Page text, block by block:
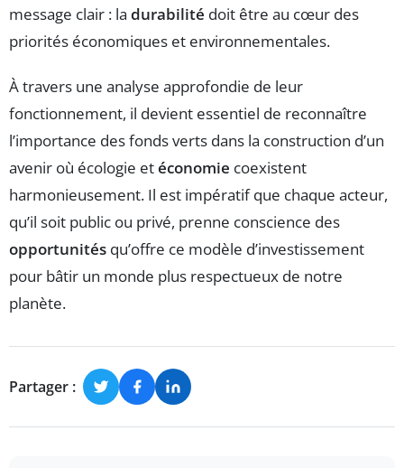
message clair : la durabilité doit être au cœur des
priorités économiques et environnementales.
À travers une analyse approfondie de leur
fonctionnement, il devient essentiel de reconnaître
l’importance des fonds verts dans la construction d’un
avenir où écologie etéconomie coexistent
harmonieusement. Il est impératif que chaque acteur,
qu’il soit public ou privé, prenne conscience des
opportunités qu’offre ce modèle d’investissement
pour bâtir un monde plus respectueux de notre
planète.
Partager :